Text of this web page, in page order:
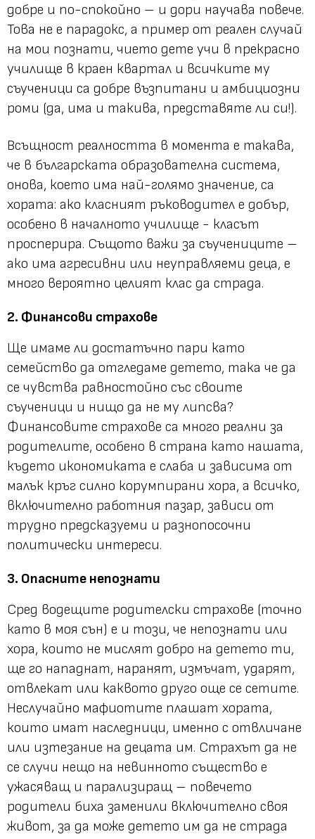
добре и по-спокойно – и дори научава повече.
Това не е парадокс, а пример от реален случай
на мои познати, чието дете учи в прекрасно
училище в краен квартал и всичките му
съученици са добре възпитани и амбициозни
роми (да, има и такива, представяте ли си!).
Всъщност реалността в момента е такава,
че в българската образователна система,
онова, което има най-голямо значение, са
хората: ако класният ръководител е добър,
особено в началното училище - класът
просперира. Същото важи за съучениците –
ако има агресивни или неуправляеми деца, е
много вероятно целият клас да страда.
2. Финансови страхове
Ще имаме ли достатъчно пари като
семейство да отгледаме детето, така че да
се чувства равностойно със своите
съученици и нищо да не му липсва?
Финансовите страхове са много реални за
родителите, особено в страна като нашата,
където икономиката е слаба и зависима от
малък кръг силно корумпирани хора, а всичко,
включително работния пазар, зависи от
трудно предсказуеми и разнопосочни
политически интереси.
3. Опасните непознати
Сред водещите родителски страхове (точно
като в моя сън) е и този, че непознати или
хора, които не мислят добро на детето ти,
ще го нападнат, наранят, измъчат, ударят,
отвлекат или каквото друго още се сетите.
Неслучайно мафиотите плашат хората,
които имат наследници, именно с отвличане
или изтезание на децата им. Страхът да не
се случи нещо на невинното същество е
ужасяващ и парализиращ – повечето
родители биха заменили включително своя
живот, за да може детето им да не страда